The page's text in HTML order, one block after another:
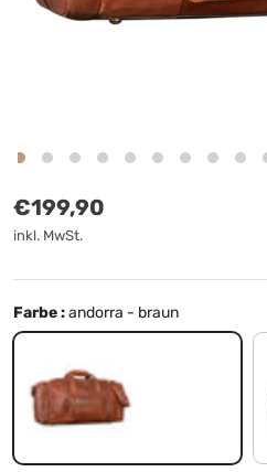
Normaler Preis
€199,90
inkl. MwSt.
Farbe :andorra - braun
andorra - braun